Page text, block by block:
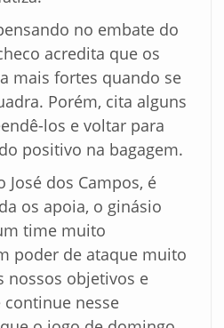
no embate do
acredita que os
mais fortes quando se
Porém, cita alguns
los e voltar para
positivo na bagagem.
José dos Campos, é
os apoia, o ginásio
time muito
poder de ataque muito
nossos objetivos e
continue nesse